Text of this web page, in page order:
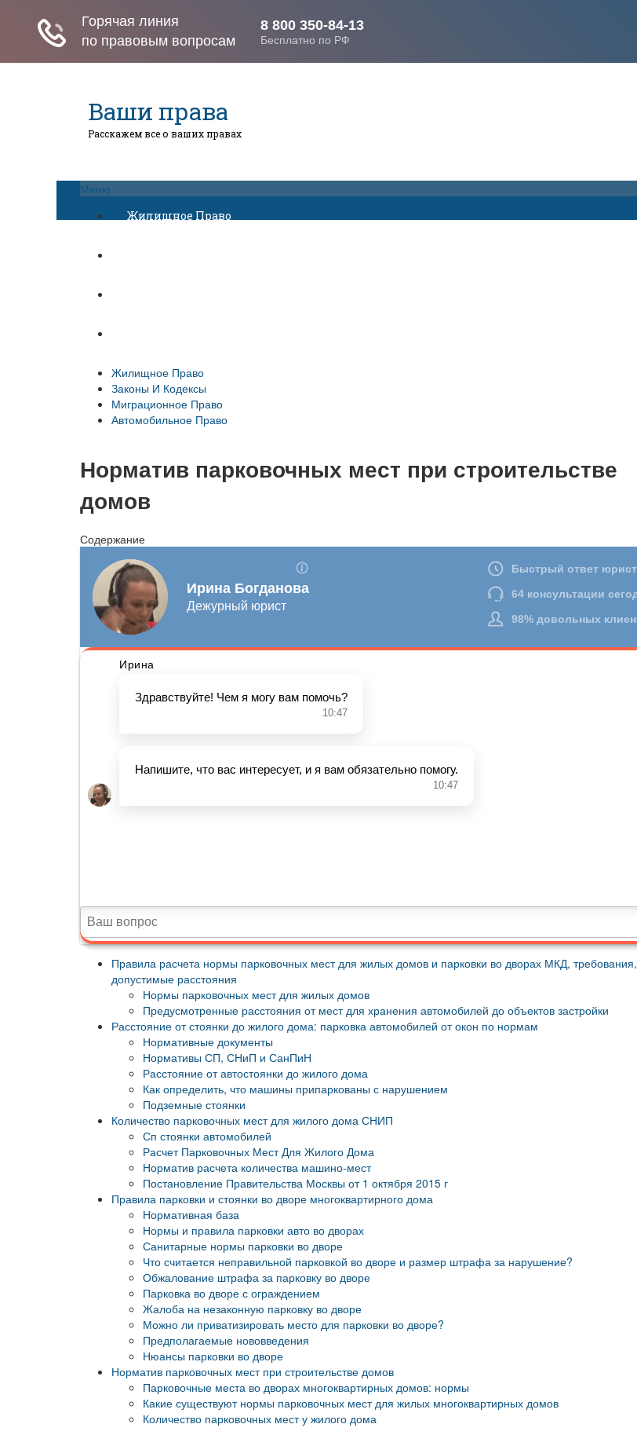
Ваши права
Расскажем все о ваших правах
Меню
Жилищное Право
Жилищное Право
Законы И Кодексы
Миграционное Право
Автомобильное Право
Норматив парковочных мест при строительстве
домов
Содержание
Правила расчета нормы парковочных мест для жилых домов и парковки во дворах МКД, требования,
допустимые расстояния
Нормы парковочных мест для жилых домов
Предусмотренные расстояния от мест для хранения автомобилей до объектов застройки
Расстояние от стоянки до жилого дома: парковка автомобилей от окон по нормам
Нормативные документы
Нормативы СП, СНиП и СанПиН
Расстояние от автостоянки до жилого дома
Как определить, что машины припаркованы с нарушением
Подземные стоянки
Количество парковочных мест для жилого дома СНИП
Сп стоянки автомобилей
Расчет Парковочных Мест Для Жилого Дома
Норматив расчета количества машино-мест
Постановление Правительства Москвы от 1 октября 2015 г
Правила парковки и стоянки во дворе многоквартирного дома
Нормативная база
Нормы и правила парковки авто во дворах
Санитарные нормы парковки во дворе
Что считается неправильной парковкой во дворе и размер штрафа за нарушение?
Обжалование штрафа за парковку во дворе
Парковка во дворе с ограждением
Жалоба на незаконную парковку во дворе
Можно ли приватизировать место для парковки во дворе?
Предполагаемые нововведения
Нюансы парковки во дворе
Норматив парковочных мест при строительстве домов
Парковочные места во дворах многоквартирных домов: нормы
Какие существуют нормы парковочных мест для жилых многоквартирных домов
Количество парковочных мест у жилого дома